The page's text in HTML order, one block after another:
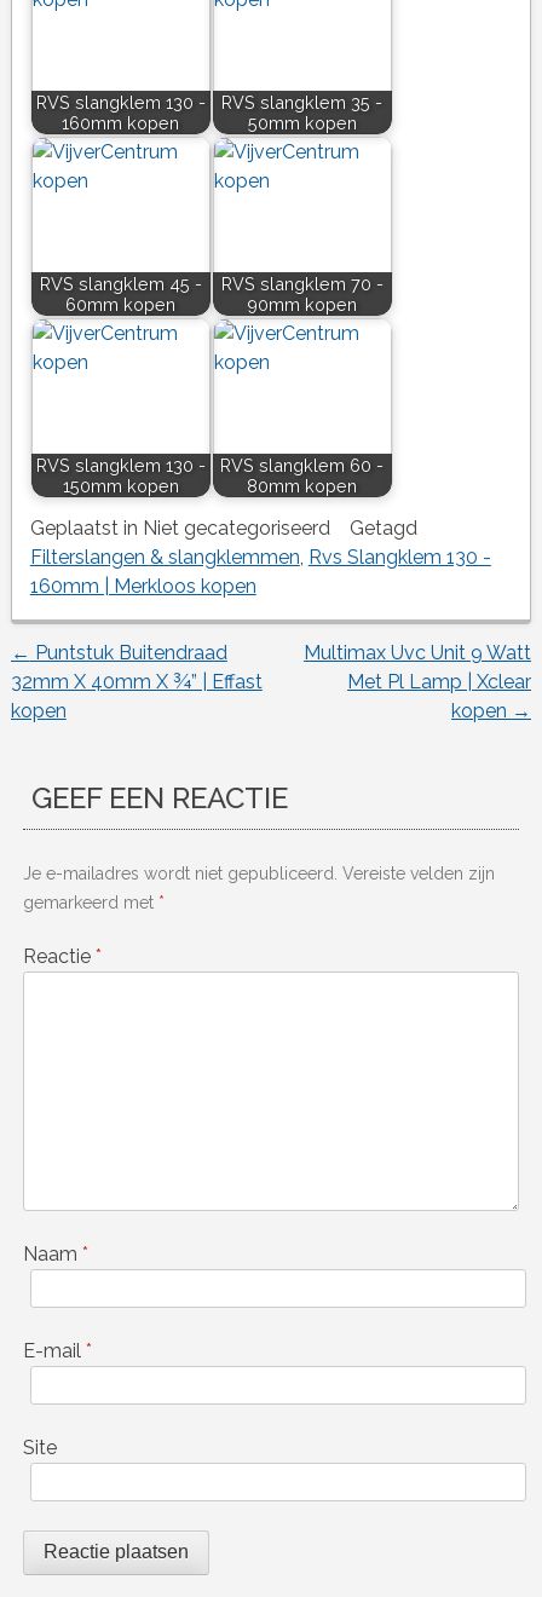
RVS slangklem 130 -
160mm kopen
RVS slangklem 35 -
50mm kopen
RVS slangklem 45 -
60mm kopen
RVS slangklem 70 -
90mm kopen
RVS slangklem 130 -
150mm kopen
RVS slangklem 60 -
80mm kopen
Geplaatst in Niet gecategoriseerd
Getagd
Filterslangen & slangklemmen Rvs Slangklem 130 -
160mm | Merkloos kopen
Berichtnavigatie
← Puntstuk Buitendraad
32mm X 40mm X ¾” | Effast
kopen
Multimax Uvc Unit 9 Watt
Met Pl Lamp | Xclear
kopen →
GEEF EEN REACTIE
Je e-mailadres wordt niet gepubliceerd. Vereiste velden zijn
gemarkeerd met *
Reactie *
Naam *
E-mail *
Site